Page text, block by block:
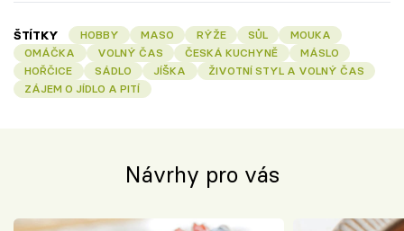
ŠTÍTKY HOBBY MASO RÝŽE SŮL
MOUKA
OMÁČKA
VOLNÝ ČAS ČESKÁ KUCHYNĚ
MÁSLO
HOŘČICE
SÁDLO JÍŠKA
ŽIVOTNÍ STYL A VOLNÝ ČAS
ZÁJEM O JÍDLO A PITÍ
Návrhy pro vás